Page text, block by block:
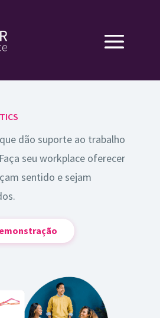
dão suporte ao trabalho
seu workplace oferecer
sentido e sejam